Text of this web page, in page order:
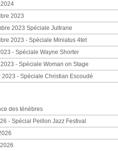
2023
2023 Spéciale Jultrane
2023 - Spéciale Miniatus 4tet
- Spéciale Wayne Shorter
- Spéciale Woman on Stage
- Spéciale Christian Escoudé
des ténèbres
- Spécial Peillon Jazz Festival